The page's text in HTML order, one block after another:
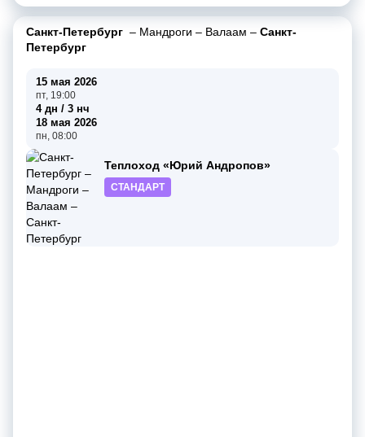
Санкт-Петербург – Мандроги – Валаам – Санкт-
Петербург
15 мая 2026
пт, 19:00
4 дн / 3 нч
18 мая 2026
пн, 08:00
Теплоход «Юрий Андропов»
СТАНДАРТ